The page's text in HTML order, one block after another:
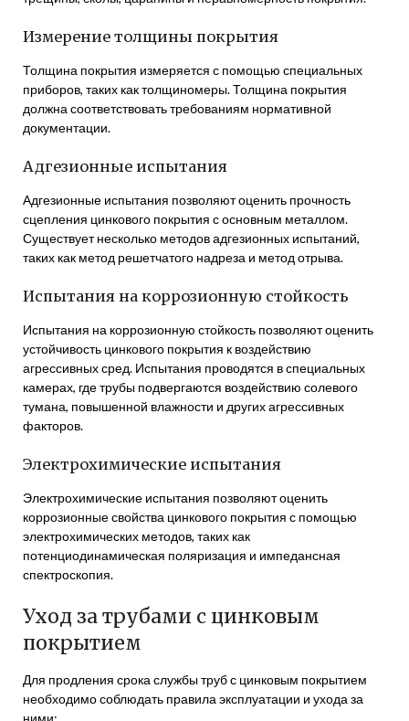
Измерение толщины покрытия
Толщина покрытия измеряется с помощью специальных
приборов, таких как толщиномеры. Толщина покрытия
должна соответствовать требованиям нормативной
документации.
Адгезионные испытания
Адгезионные испытания позволяют оценить прочность
сцепления цинкового покрытия с основным металлом.
Существует несколько методов адгезионных испытаний,
таких как метод решетчатого надреза и метод отрыва.
Испытания на коррозионную стойкость
Испытания на коррозионную стойкость позволяют оценить
устойчивость цинкового покрытия к воздействию
агрессивных сред. Испытания проводятся в специальных
камерах, где трубы подвергаются воздействию солевого
тумана, повышенной влажности и других агрессивных
факторов.
Электрохимические испытания
Электрохимические испытания позволяют оценить
коррозионные свойства цинкового покрытия с помощью
электрохимических методов, таких как
потенциодинамическая поляризация и импедансная
спектроскопия.
Уход за трубами с цинковым
покрытием
Для продления срока службы труб с цинковым покрытием
необходимо соблюдать правила эксплуатации и ухода за